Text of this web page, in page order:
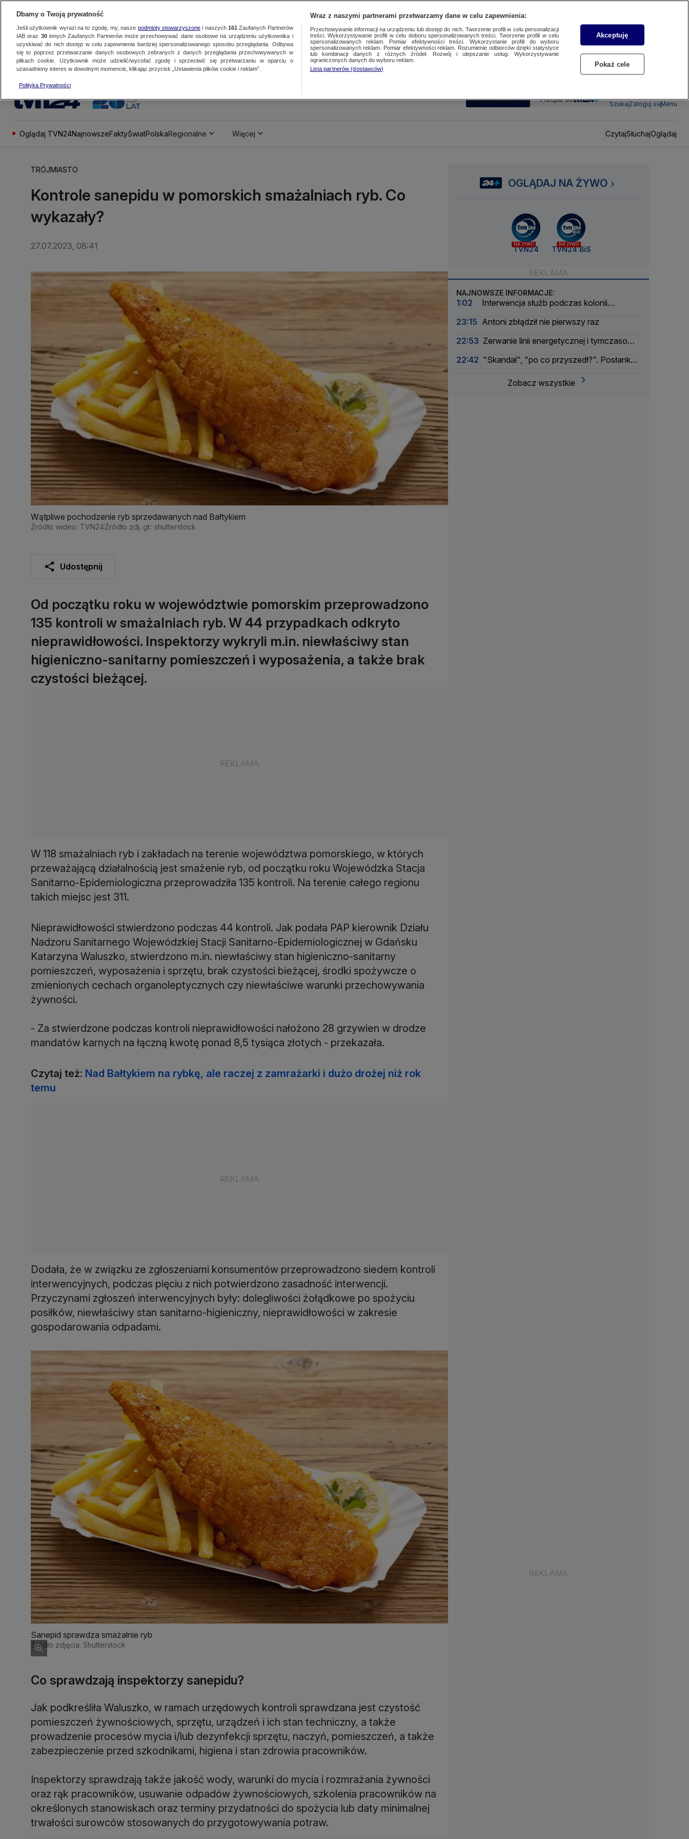
SUBSKRYBUJ Przejdź do
SzukajZaloguj sięMenu
Oglądaj TVN24NajnowszeFaktyŚwiatPolskaRegionalne Więcej CzytajSłuchajOglądaj
TRÓJMIASTO
Kontrole sanepidu w pomorskich smażalniach ryb. Co
wykazały?
27.07.2023, 08:41
Wątpliwe pochodzenie ryb sprzedawanych nad Bałtykiem
Źródło wideo: TVN24Źródło zdj. gł.: shutterstock
Udostępnij
Od początku roku w województwie pomorskim przeprowadzono
135 kontroli w smażalniach ryb. W 44 przypadkach odkryto
nieprawidłowości. Inspektorzy wykryli m.in. niewłaściwy stan
higieniczno-sanitarny pomieszczeń i wyposażenia, a także brak
czystości bieżącej.
W 118 smażalniach ryb i zakładach na terenie województwa pomorskiego, w których
przeważającą działalnością jest smażenie ryb, od początku roku Wojewódzka Stacja
Sanitarno-Epidemiologiczna przeprowadziła 135 kontroli. Na terenie całego regionu
takich miejsc jest 311.
Nieprawidłowości stwierdzono podczas 44 kontroli. Jak podała PAP kierownik Działu
Nadzoru Sanitarnego Wojewódzkiej Stacji Sanitarno-Epidemiologicznej w Gdańsku
Katarzyna Waluszko, stwierdzono m.in. niewłaściwy stan higieniczno-sanitarny
pomieszczeń, wyposażenia i sprzętu, brak czystości bieżącej, środki spożywcze o
zmienionych cechach organoleptycznych czy niewłaściwe warunki przechowywania
żywności.
- Za stwierdzone podczas kontroli nieprawidłowości nałożono 28 grzywien w drodze
mandatów karnych na łączną kwotę ponad 8,5 tysiąca złotych - przekazała.
Czytaj też: Nad Bałtykiem na rybkę, ale raczej z zamrażarki i dużo drożej niż rok
temu
Dodała, że w związku ze zgłoszeniami konsumentów przeprowadzono siedem kontroli
interwencyjnych, podczas pięciu z nich potwierdzono zasadność interwencji.
Przyczynami zgłoszeń interwencyjnych były: dolegliwości żołądkowe po spożyciu
posiłków, niewłaściwy stan sanitarno-higieniczny, nieprawidłowości w zakresie
gospodarowania odpadami.
Sanepid sprawdza smażalnie ryb
Źródło zdjęcia: Shutterstock
Co sprawdzają inspektorzy sanepidu?
Jak podkreśliła Waluszko, w ramach urzędowych kontroli sprawdzana jest czystość
pomieszczeń żywnościowych, sprzętu, urządzeń i ich stan techniczny, a także
prowadzenie procesów mycia i/lub dezynfekcji sprzętu, naczyń, pomieszczeń, a także
zabezpieczenie przed szkodnikami, higiena i stan zdrowia pracowników.
Inspektorzy sprawdzają także jakość wody, warunki do mycia i rozmrażania żywności
oraz rąk pracowników, usuwanie odpadów żywnościowych, szkolenia pracowników na
określonych stanowiskach oraz terminy przydatności do spożycia lub daty minimalnej
trwałości surowców stosowanych do przygotowywania potraw.
OGLĄDAJ NA ŻYWO
NA ŻYWO
TVN24
NA ŻYWO
TVN24 BiS
NAJNOWSZE INFORMACJE:
1:02
Interwencja służb podczas kolonii
23:15 Antoni zbłądził nie pierwszy raz
22:53 Zerwanie linii energetycznej i tymczasowa
Wojskowa
22:42 "Skandal", "po co przyszedł?". Posłanka
Zobacz wszystkie
Dbamy o Twoją prywatność
Jeśli użytkownik wyrazi na to zgodę, my, nasze podmioty stowarzyszonei naszych 161 Zaufanych Partnerów
IAB oraz 30innych Zaufanych Partnerów może przechowywać dane osobowe na urządzeniu użytkownika i
uzyskiwać do nich dostęp w celu zapewnienia bardziej spersonalizowanego sposobu przeglądania. Odbywa
się to poprzez przetwarzanie danych osobowych zebranych z danych przeglądania przechowywanych w
plikach cookie. Użytkownik może udzielić/wycofać zgodę i sprzeciwić się przetwarzaniu w oparciu o
uzasadniony interes w dowolnym momencie, klikając przycisk „Ustawienia plików cookie i reklam”.
Polityka Prywatności
Wraz z naszymi partnerami przetwarzamy dane w celu zapewnienia:
Przechowywanie informacji na urządzeniu lub dostęp do nich. Tworzenie profili w celu personalizacji
treści. Wykorzystywanie profili w celu doboru spersonalizowanych treści. Tworzenie profili w celu
spersonalizowanych reklam. Pomiar efektywności treści. Wykorzystanie profili do wyboru
spersonalizowanych reklam. Pomiar efektywności reklam. Rozumienie odbiorców dzięki statystyce
lub kombinacji danych z różnych źródeł. Rozwój i ulepszanie usług. Wykorzystywanie
ograniczonych danych do wyboru reklam.
Lista partnerów (dostawców)
Akceptuję
Pokaż cele